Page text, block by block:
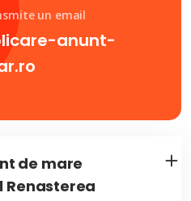
un email
anunt-
de mare
Renasterea